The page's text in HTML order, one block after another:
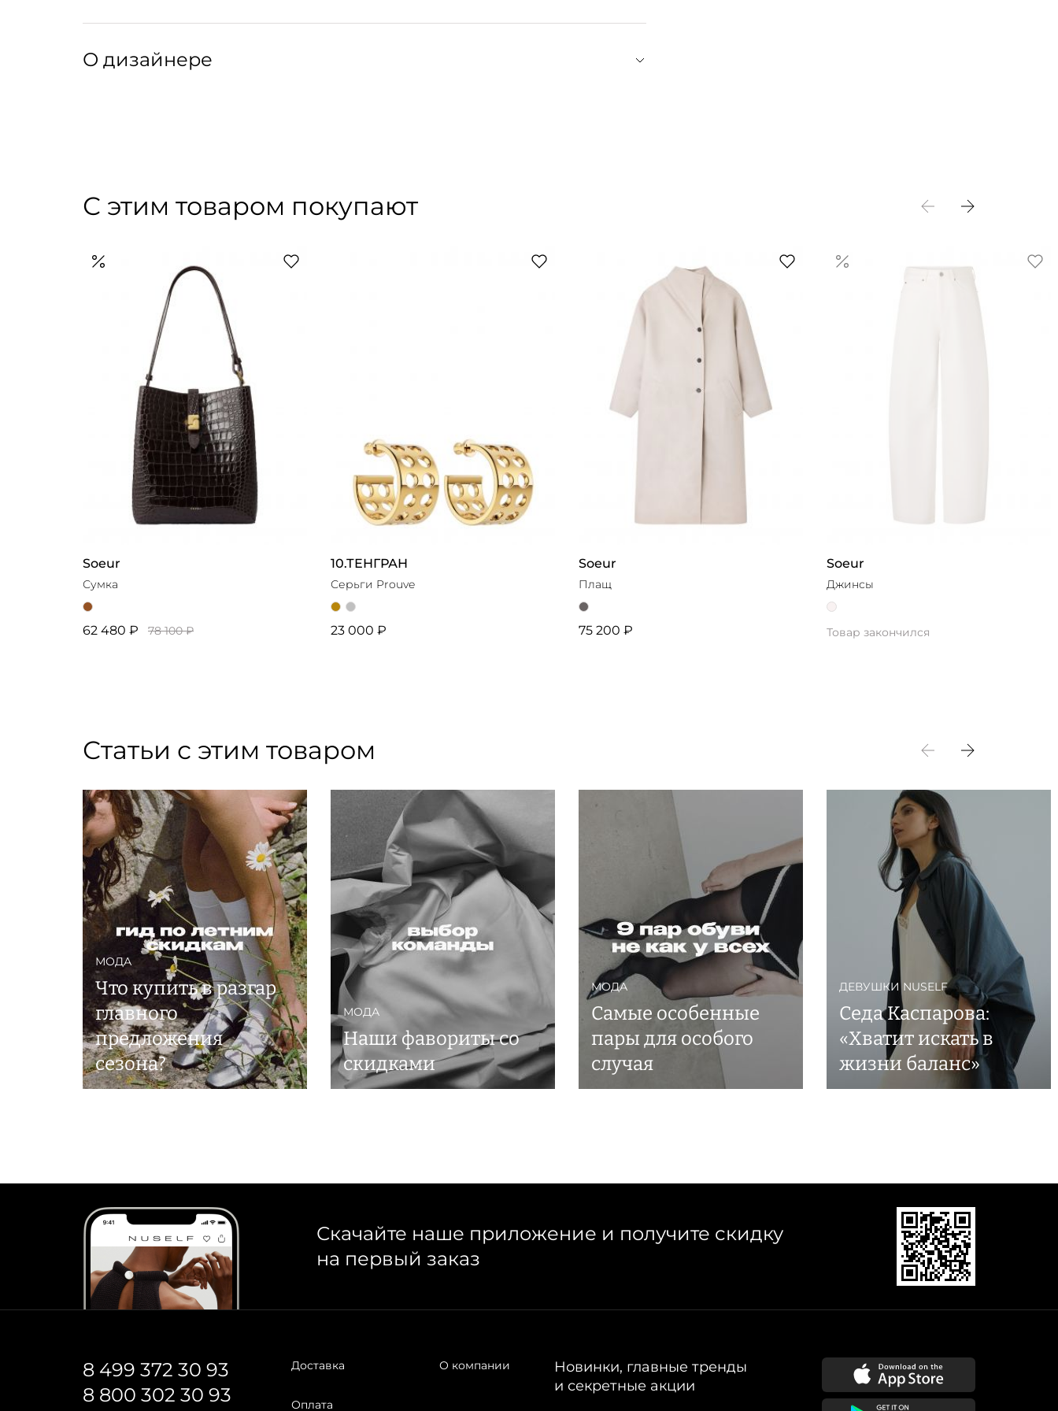
средств давайте обуви тщательно просохнуть.
Артикул производителя: CHA0965ROSALIE
О дизайнере
С этим товаром покупают
Soeur
Сумка
62 480 ₽ 78 100 ₽
10.ТЕНГРАН
Серьги Prouve
23 000 ₽
Soeur
Плащ
75 200 ₽
Soeur
Джинсы
Товар закончился
Статьи с этим товаром
МОДА
Что купить в разгар
главного
предложения
сезона?
МОДА
Наши фавориты со
скидками
МОДА
Самые особенные
пары для особого
случая
ДЕВУШКИ NUSELF
Седа Каспарова:
«Хватит искать в
жизни баланс»
Скачайте наше приложение и получите скидку
на первый заказ
8 499 372 30 93
8 800 302 30 93
Доставка
Оплата
О компании
Новинки, главные тренды
и секретные акции